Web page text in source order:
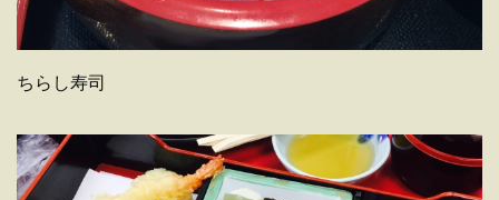
ちらし寿司